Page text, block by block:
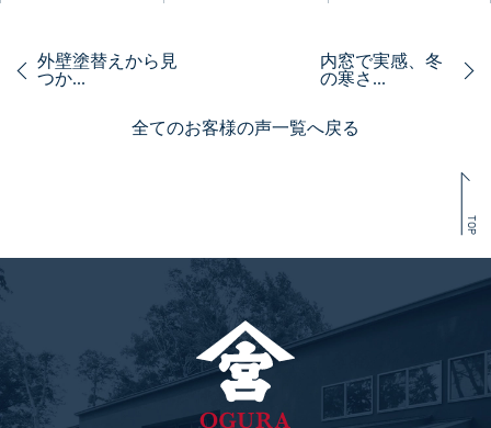
外壁塗替えから見
つか...
全てのお客様の声一覧へ戻る
内窓で実感、冬
の寒さ...
TOP